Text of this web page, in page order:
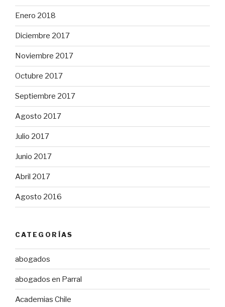
Enero 2018
Diciembre 2017
Noviembre 2017
Octubre 2017
Septiembre 2017
Agosto 2017
Julio 2017
Junio 2017
Abril 2017
Agosto 2016
CATEGORÍAS
abogados
abogados en Parral
Academias Chile